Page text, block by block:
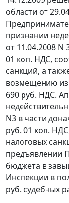
области от
признании
от 11.04.2008 N
01 коп. НДС,
санкций, а
возмещению
690 руб. НДС.
N3 в части
руб. 01 коп.
налоговых
предъявлении
бюджета в
Инспекции в
руб. судебных